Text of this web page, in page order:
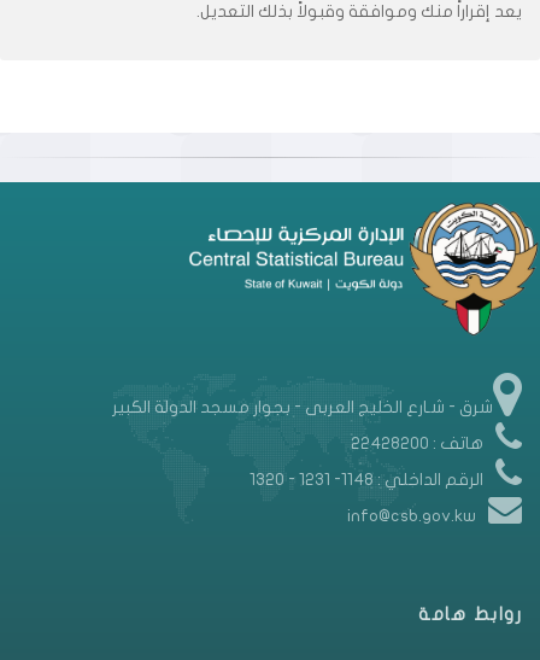
يعد إقراراً منك وموافقة وقبولاً بذلك التعديل.
شرق - شـارع الخليج العربى - بجوار مسجد الدولة الكبير
هاتف : 22428200
الرقم الداخلي : 1148- 1231 - 1320
info@csb.gov.kw
روابط هامة